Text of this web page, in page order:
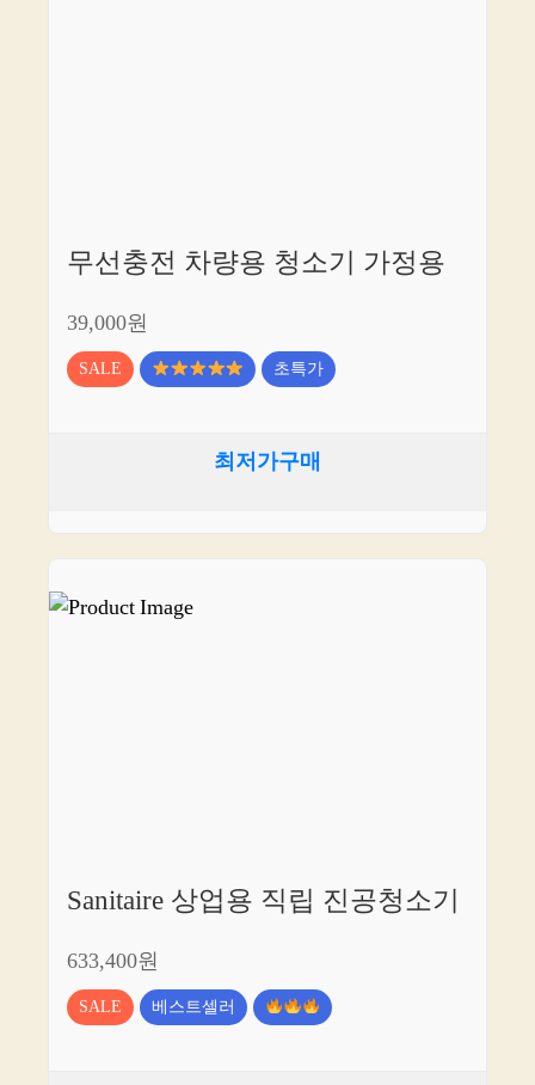
무선충전 차량용 청소기 가정용
39,000원
SALE 초특가
최저가구매
Sanitaire 상업용 직립 진공청소기
633,400원
SALE 베스트셀러